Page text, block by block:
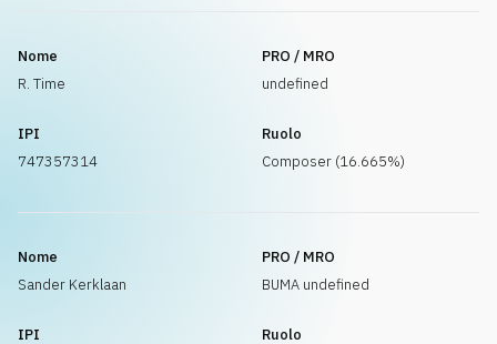
Nome
R. Time
PRO / MRO
undefined
IPI
747357314
Ruolo
Composer (16.665%)
Nome
Sander Kerklaan
PRO / MRO
BUMA undefined
IPI Ruolo